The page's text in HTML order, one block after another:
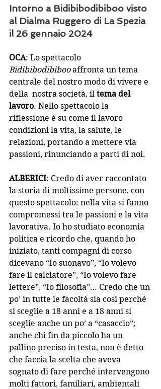
Intorno a Bidibibodibiboo visto
al Dialma Ruggero di La Spezia
il 26 gennaio 2024
OCA: Lo spettacolo
Bidibibodibiboo affronta un tema
centrale del nostro modo di vivere e
della  nostra società, il tema del
lavoro. Nello spettacolo la
riflessione è su come il lavoro
condizioni la vita, la salute, le
relazioni, portando a mettere via
passioni, rinunciando a parti di noi.
ALBERICI: Credo di aver raccontato
la storia di moltissime persone, con
questo spettacolo: nella vita si fanno
compromessi tra le passioni e la vita
lavorativa. Io ho studiato economia
politica e ricordo che, quando ho
iniziato, tanti compagni di corso
dicevano “Io suonavo”, “Io volevo
fare il calciatore”, “Io volevo fare
lettere”, “Io filosofia”… Credo che un
po’ in tutte le facoltà sia così perché
si sceglie a 18 anni e a 18 anni si
sceglie anche un po’ a “casaccio”;
anche chi fin da piccolo ha un
pallino preciso in testa, non è detto
che faccia la scelta che aveva
sognato di fare perché intervengono
molti fattori, familiari, ambientali